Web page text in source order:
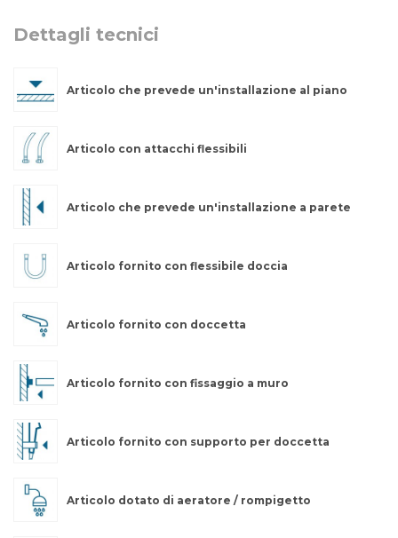
Dettagli tecnici
Articolo che prevede un'installazione al piano
Articolo con attacchi flessibili
Articolo che prevede un'installazione a parete
Articolo fornito con flessibile doccia
Articolo fornito con doccetta
Articolo fornito con fissaggio a muro
Articolo fornito con supporto per doccetta
Articolo dotato di aeratore / rompigetto